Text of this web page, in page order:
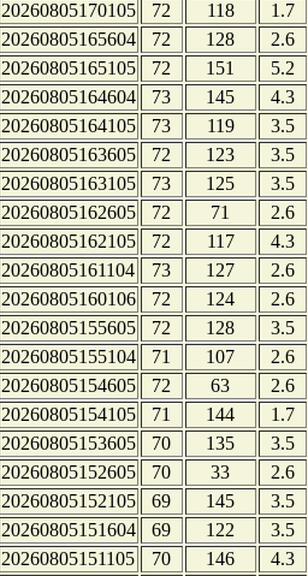
20260805170105
72 118
1.7
20260805165604
72 128
2.6
20260805165105
72 151
5.2
20260805164604
73 145
4.3
20260805164105
73 119
3.5
20260805163605
72 123
3.5
20260805163105
73 125
3.5
20260805162605
72 71
2.6
20260805162105
72 117
4.3
20260805161104
73 127
2.6
20260805160106
72 124
2.6
20260805155605
72 128
3.5
20260805155104
71 107
2.6
20260805154605
72 63
2.6
20260805154105
71 144
1.7
20260805153605
70 135
3.5
20260805152605
70 33
2.6
20260805152105
69 145
3.5
20260805151604
69 122
3.5
20260805151105
70 146
4.3